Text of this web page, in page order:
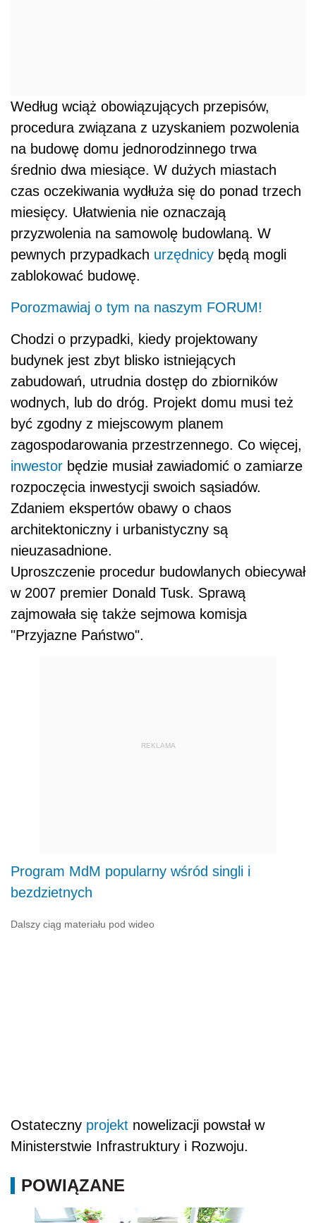
Według wciąż obowiązujących przepisów,
procedura związana z uzyskaniem pozwolenia
na budowę domu jednorodzinnego trwa
średnio dwa miesiące. W dużych miastach
czas oczekiwania wydłuża się do ponad trzech
miesięcy. Ułatwienia nie oznaczają
przyzwolenia na samowolę budowlaną. W
pewnych przypadkach urzędnicy będą mogli
zablokować budowę.
Porozmawiaj o tym na naszym FORUM!
Chodzi o przypadki, kiedy projektowany
budynek jest zbyt blisko istniejących
zabudowań, utrudnia dostęp do zbiorników
wodnych, lub do dróg. Projekt domu musi też
być zgodny z miejscowym planem
zagospodarowania przestrzennego. Co więcej,
inwestor będzie musiał zawiadomić o zamiarze
rozpoczęcia inwestycji swoich sąsiadów.
Zdaniem ekspertów obawy o chaos
architektoniczny i urbanistyczny są
nieuzasadnione.
Uproszczenie procedur budowlanych obiecywał
w 2007 premier Donald Tusk. Sprawą
zajmowała się także sejmowa komisja
"Przyjazne Państwo".
REKLAMA
Program MdM popularny wśród singli i
bezdzietnych
Dalszy ciąg materiału pod wideo
Ostateczny projekt nowelizacji powstał w
Ministerstwie Infrastruktury i Rozwoju.
POWIĄZANE